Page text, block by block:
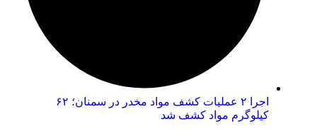
اجرا ۲ عملیات کشف مواد مخدر در سمنان؛ ۶۲
کیلوگرم مواد کشف شد